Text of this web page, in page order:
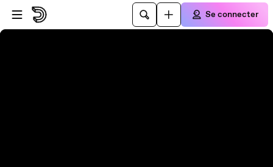
Passer au player
Passer au contenu principal
Se connecter